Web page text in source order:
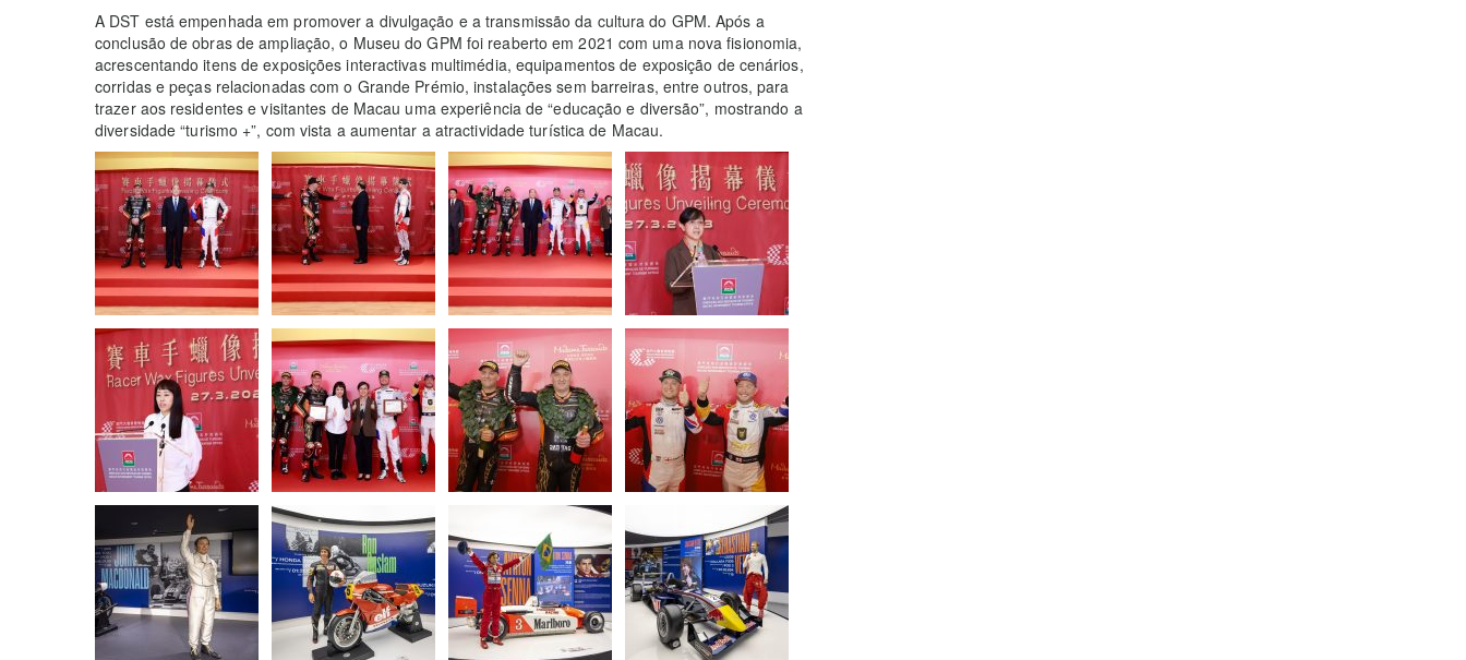
A DST está empenhada em promover a divulgação e a transmissão da cultura do GPM. Após a
conclusão de obras de ampliação, o Museu do GPM foi reaberto em 2021 com uma nova fisionomia,
acrescentando itens de exposições interactivas multimédia, equipamentos de exposição de cenários,
corridas e peças relacionadas com o Grande Prémio, instalações sem barreiras, entre outros, para
trazer aos residentes e visitantes de Macau uma experiência de “educação e diversão”, mostrando a
diversidade “turismo +”, com vista a aumentar a atractividade turística de Macau.